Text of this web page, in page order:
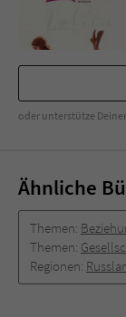
oder unterstütze
Ähnliche
Themen:
Themen:
Regionen: